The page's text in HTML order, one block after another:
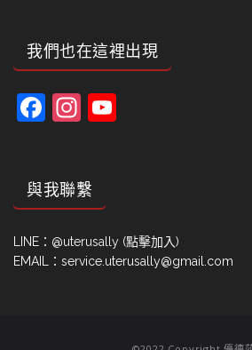
我們也在這裡出現
Facebook
Instagram
與我聯繫
LINE： @uterusally (點擊加入)
EMAIL：service.uterusally@gmail.com